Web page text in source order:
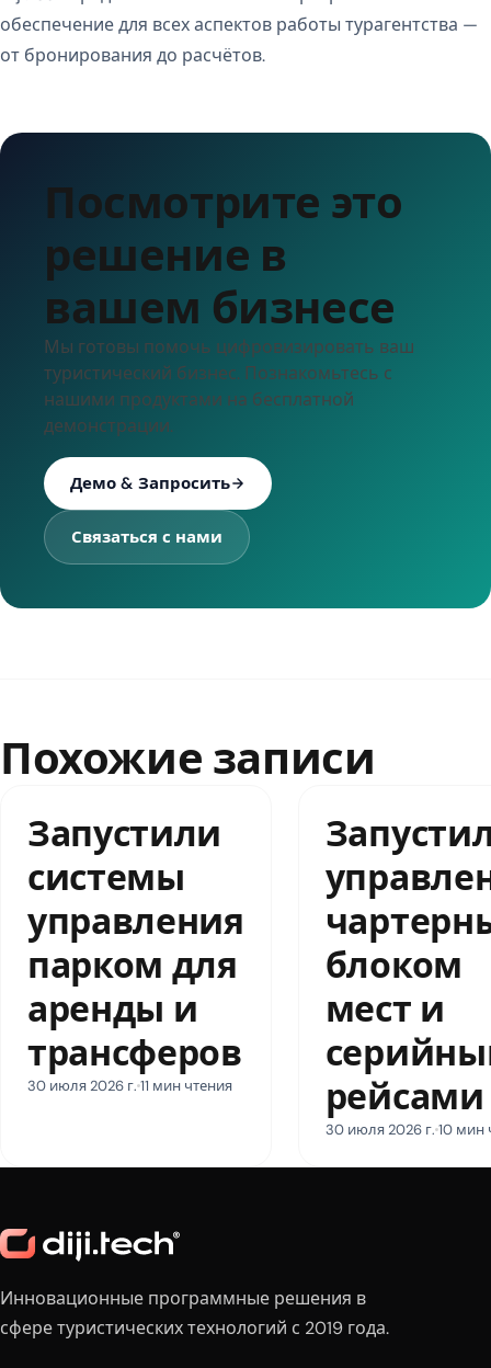
обеспечение для всех аспектов работы турагентства —
от бронирования до расчётов.
Посмотрите это
решение в
вашем бизнесе
Мы готовы помочь цифровизировать ваш
туристический бизнес. Познакомьтесь с
нашими продуктами на бесплатной
демонстрации.
Демо & Запросить
Связаться с нами
Похожие записи
Запустили
системы
управления
парком для
аренды и
трансферов
30 июля 2026 г. 11 мин чтения
блоком
мест и
рейсами
30 июля 2026 г. 10 мин
Инновационные программные решения в
сфере туристических технологий с 2019 года.